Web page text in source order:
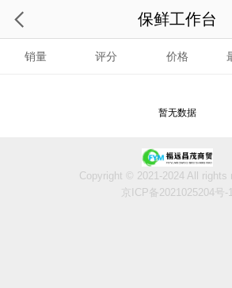
销量 评分 价格
暂无数据
保鲜工作台
Copyright © 2021-2024 All rights
京ICP备2021025204号-1